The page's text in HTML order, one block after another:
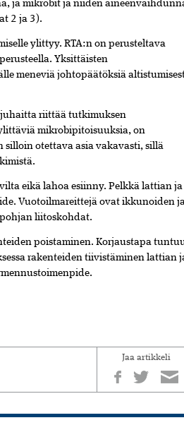
ja mikrobit ja niiden
2 ja 3).
ylittyy. RTA:n on perusteltava
Yksittäisten
meneviä johtopäätöksiä
riittää tutkimuksen
mikrobipitoisuuksia, on
otettava asia vakavasti, sillä
eikä lahoa esiinny. Pelkkä lattian ja
Vuotoilmareittejä ovat ikkunoiden
liitoskohdat.
poistaminen. Korjaustapa
rakenteiden tiivistäminen lattian
Jaa artikkeli